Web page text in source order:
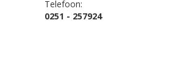
Telefoon:
0251 - 257924